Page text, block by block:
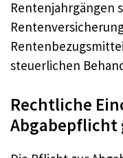
Rentenjahrgängen
steuerlichen
Rechtliche
Abgabepflicht